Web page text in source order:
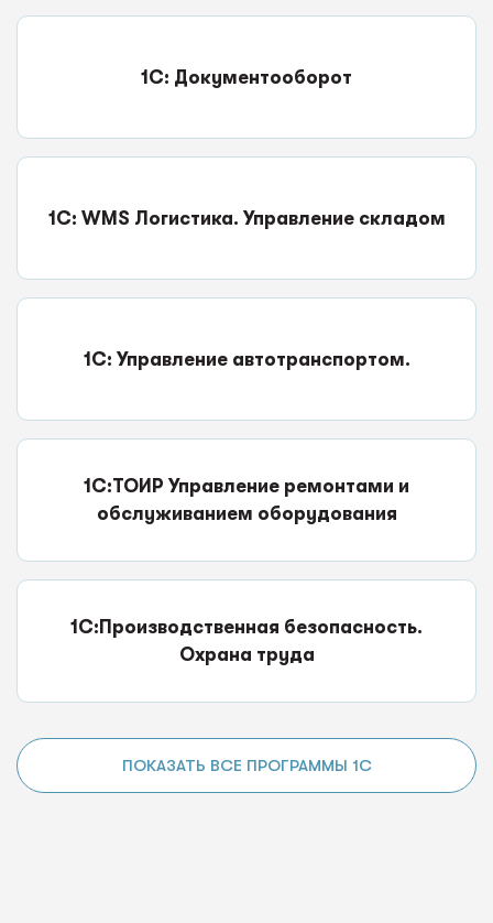
1С: Документооборот
1С: WMS Логистика. Управление складом
1С: Управление автотранспортом.
1С:ТОИР Управление ремонтами и
обслуживанием оборудования
1С:Производственная безопасность.
Охрана труда
ПОКАЗАТЬ ВСЕ ПРОГРАММЫ 1С